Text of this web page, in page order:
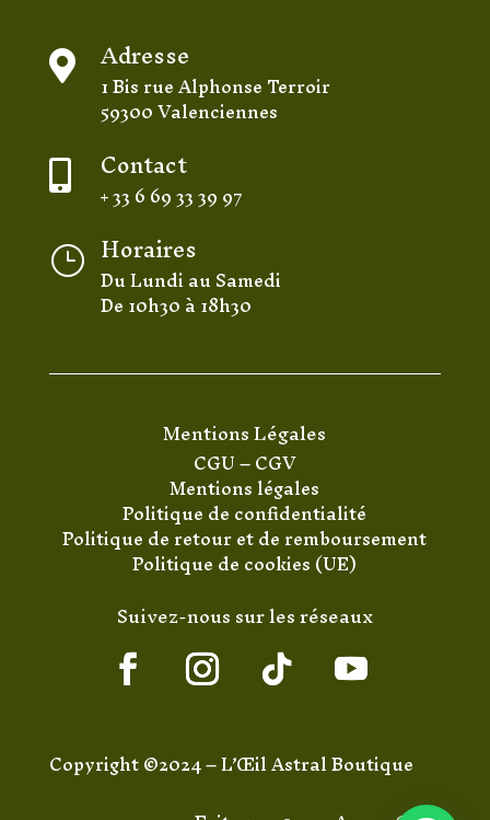
 Adresse
1 Bis rue Alphonse Terroir
59300 Valenciennes
 Contact
+ 33 6 69 33 39 97
} Horaires
Du Lundi au Samedi
De 10h30 à 18h30
Mentions Légales
CGU–CGV
Mentions légales
Politique de confidentialité
Politique de retour et de remboursement
Politique de cookies (UE)
Suivez-nous sur les réseaux
Copyright ©2024 – L’Œil Astral Boutique